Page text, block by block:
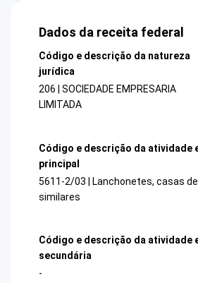
Dados da receita federal
Código e descrição da natureza
jurídica
206 | SOCIEDADE EMPRESARIA
LIMITADA
Código e descrição da atividade
principal
5611-2/03 | Lanchonetes, casas
similares
Código e descrição da atividade
secundária
-